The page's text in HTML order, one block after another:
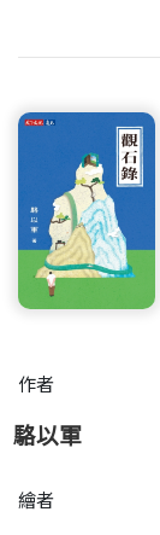
作者
駱以軍
繪者